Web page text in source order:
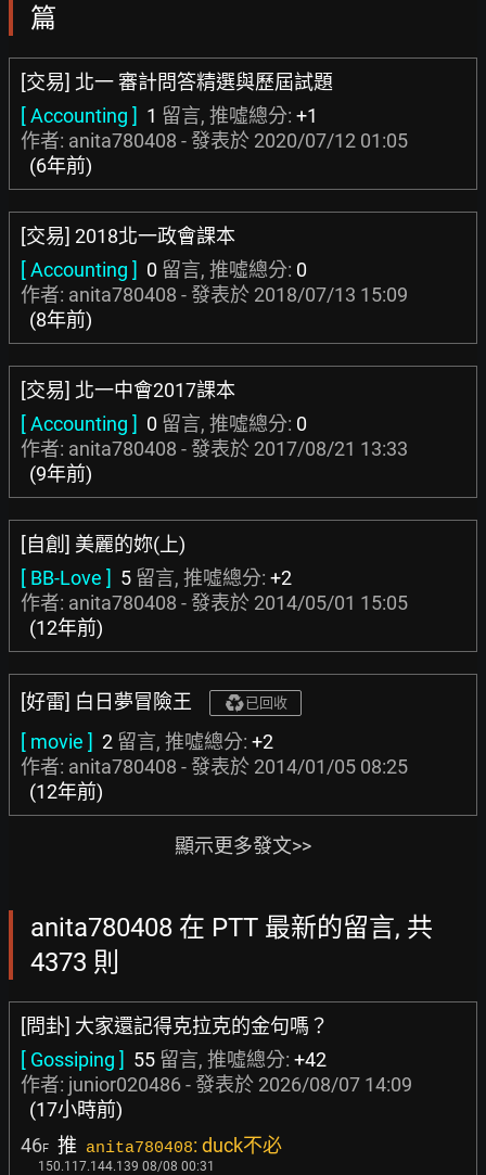
篇
[交易] 北一 審計問答精選與歷屆試題
[ Accounting ] 1 留言, 推噓總分: +1
作者: anita780408 - 發表於 2020/07/12 01:05
(6年前)
[交易] 2018北一政會課本
[ Accounting ] 0 留言, 推噓總分: 0
作者: anita780408 - 發表於 2018/07/13 15:09
(8年前)
[交易] 北一中會2017課本
[ Accounting ] 0 留言, 推噓總分: 0
作者: anita780408 - 發表於 2017/08/21 13:33
(9年前)
[自創] 美麗的妳(上)
[ BB-Love ] 5 留言, 推噓總分: +2
作者: anita780408 - 發表於 2014/05/01 15:05
(12年前)
[好雷] 白日夢冒險王 已回收
[ movie ] 2 留言, 推噓總分: +2
作者: anita780408 - 發表於 2014/01/05 08:25
(12年前)
顯示更多發文>>
anita780408 在 PTT 最新的留言, 共
4373 則
[問卦] 大家還記得克拉克的金句嗎？
[ Gossiping ] 55 留言, 推噓總分: +42
作者: junior020486- 發表於 2026/08/07 14:09
(17小時前)
46F 推 anita780408: duck不必
150.117.144.139 08/08 00:31